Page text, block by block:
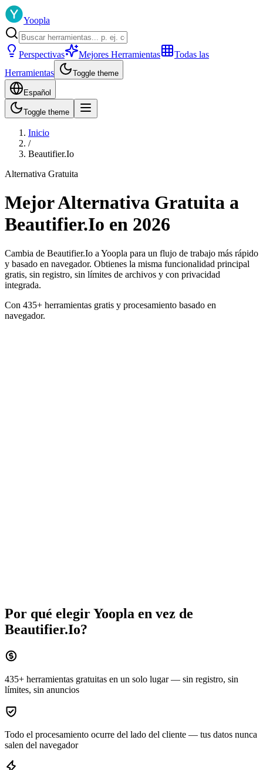
Yoopla
Perspectivas Mejores Herramientas
Todas las
Herramientas
Toggle theme
Español
Toggle theme
Inicio
/
Beautifier.Io
Alternativa Gratuita
Mejor Alternativa Gratuita a
Beautifier.Io en 2026
Cambia de Beautifier.Io a Yoopla para un flujo de trabajo más rápido
y basado en navegador. Obtienes la misma funcionalidad principal
gratis, sin registro, sin límites de archivos y con privacidad
integrada.
Con 435+ herramientas gratis y procesamiento basado en
navegador.
Por qué elegir Yoopla en vez de
Beautifier.Io?
435+ herramientas gratuitas en un solo lugar — sin registro, sin
límites, sin anuncios
Todo el procesamiento ocurre del lado del cliente — tus datos nunca
salen del navegador